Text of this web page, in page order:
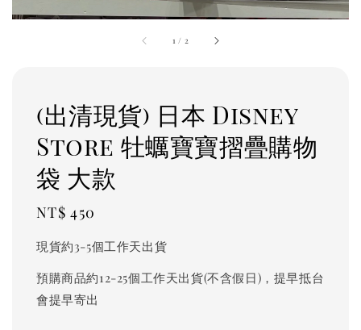
1 / 2
(出清現貨) 日本 Disney
Store 牡蠣寶寶摺疊購物
袋 大款
Regular
NT$ 450
現貨約3-5個工作天出貨
預購商品約12-25個工作天出貨(不含假日)，提早抵台
會提早寄出